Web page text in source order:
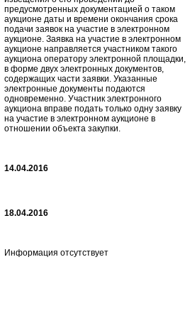
предусмотренных документацией о таком
аукционе даты и времени окончания срока
подачи заявок на участие в электронном
аукционе. Заявка на участие в электронном
аукционе направляется участником такого
аукциона оператору электронной площадки,
в форме двух электронных документов,
содержащих части заявки. Указанные
электронные документы подаются
одновременно. Участник электронного
аукциона вправе подать только одну заявку
на участие в электронном аукционе в
отношении объекта закупки.
14.04.2016
18.04.2016
Информация отсутствует